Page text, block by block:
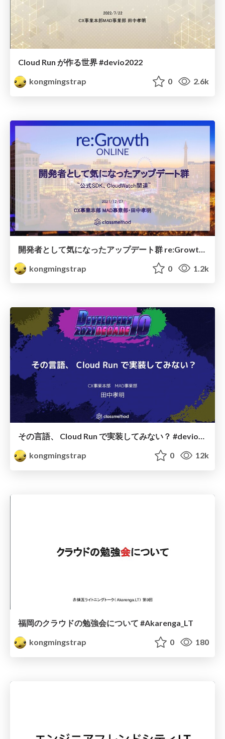
Cloud Run が作る世界 #devio2022
kongmingstrap
0 2.6k
kongmingstrap
0 1.2k
その言語、 Cloud Run で実装してみない？ #devio2021
kongmingstrap
0 12k
福岡のクラウドの勉強会について #Akarenga_LT
kongmingstrap
0 180